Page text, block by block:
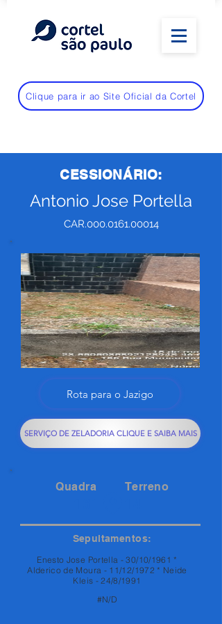
Clique para ir ao Site Oficial da Cortel
CESSIONÁRIO:
Antonio Jose Portella
CAR.000.0161.00014
Rota para o Jazigo
SERVIÇO DE ZELADORIA CLIQUE E SAIBA MAIS
Quadra Terreno
Sepultamentos:
Enesto Jose Portella - 30/10/1961 *
Alderico de Moura - 11/12/1972 * Neide
Kleis - 24/8/1991
#N/D